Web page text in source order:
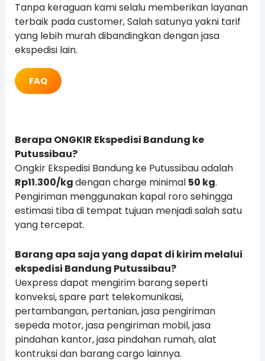
Tanpa keraguan kami selalu memberikan layanan
terbaik pada customer, Salah satunya yakni tarif
yang lebih murah dibandingkan dengan jasa
ekspedisi lain.
FAQ
Berapa ONGKIR Ekspedisi Bandung ke
Putussibau?
Ongkir Ekspedisi Bandung ke Putussibau adalah
Rp11.300/kgdengan charge minimal 50 kg.
Pengiriman menggunakan kapal roro sehingga
estimasi tiba di tempat tujuan menjadi salah satu
yang tercepat.
Barang apa saja yang dapat di kirim melalui
ekspedisi Bandung Putussibau?
Uexpress dapat mengirim barang seperti
konveksi, spare part telekomunikasi,
pertambangan, pertanian, jasa pengiriman
sepeda motor, jasa pengiriman mobil, jasa
pindahan kantor, jasa pindahan rumah, alat
kontruksi dan barang cargo lainnya.